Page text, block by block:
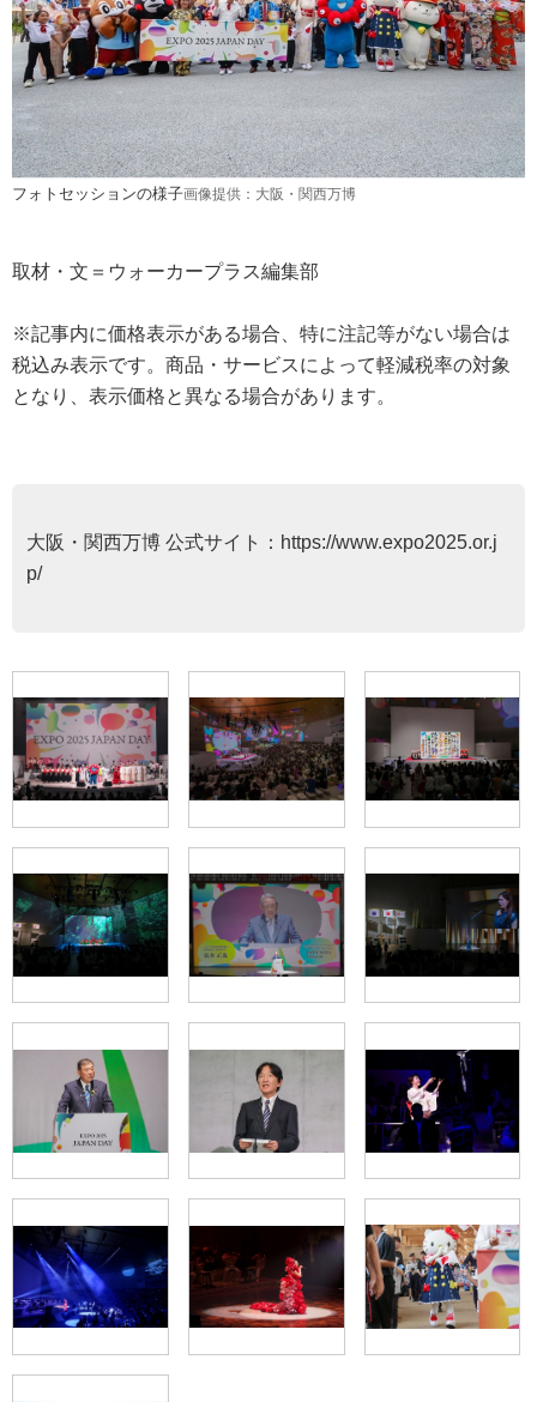
フォトセッションの様子画像提供：大阪・関西万博
取材・文＝ウォーカープラス編集部
※記事内に価格表示がある場合、特に注記等がない場合は
税込み表示です。商品・サービスによって軽減税率の対象
となり、表示価格と異なる場合があります。
大阪・関西万博 公式サイト： https://www.expo2025.or.j
p/